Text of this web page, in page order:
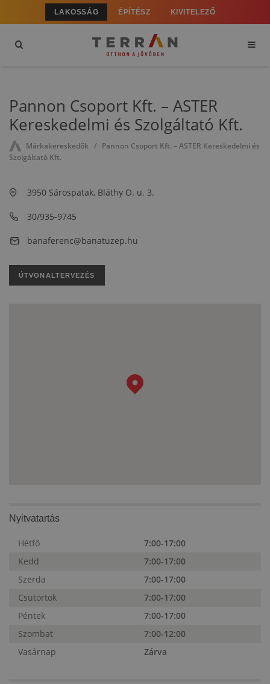
LAKOSSÁG ÉPÍTÉSZ KIVITELEZŐ
Pannon Csoport Kft. – ASTER
Kereskedelmi és Szolgáltató Kft.
Márkakereskedők
Pannon Csoport Kft. – ASTER Kereskedelmi és
Szolgáltató Kft.
3950 Sárospatak, Bláthy O. u. 3.
30/935-9745
banaferenc@banatuzep.hu
ÚTVONALTERVEZÉS
Nyitvatartás
Hétfő
7:00-17:00
Kedd
7:00-17:00
Szerda
7:00-17:00
Csütörtök
7:00-17:00
Péntek
7:00-17:00
Szombat
7:00-12:00
Vasárnap
Zárva